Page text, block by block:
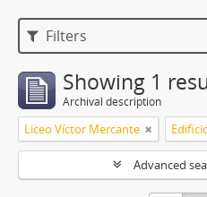
Filters
Showing 1
Archival description
Liceo Víctor Mercante
Advanced